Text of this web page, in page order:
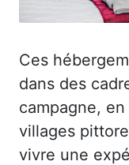
Ces
dans des
campagne,
villages
vivre une